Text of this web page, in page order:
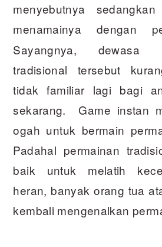
menyebutnya
menamainya dengan
Sayangnya, dewasa
tradisional tersebut
tidak familiar lagi bagi
sekarang. Game instan
ogah untuk bermain
Padahal permainan
baik untuk melatih
heran, banyak orang tua
kembali mengenalkan